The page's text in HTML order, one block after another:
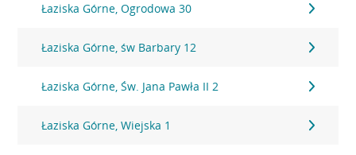
Łaziska Górne, Ogrodowa 30
Łaziska Górne, św Barbary 12
Łaziska Górne, Św. Jana Pawła II 2
Łaziska Górne, Wiejska 1